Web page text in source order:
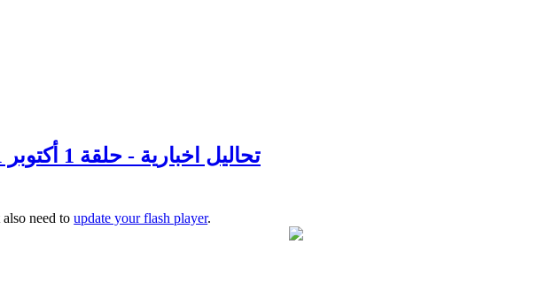
also need toupdate your flash player.